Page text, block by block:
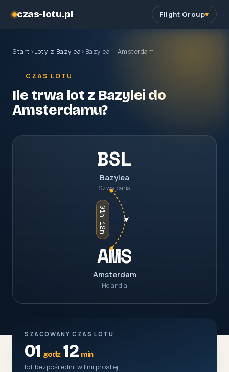
czas-lotu.pl Flight Group
Start ›Loty z Bazylea› Bazylea – Amsterdam
CZAS LOTU
Ile trwa lot z Bazylei do
Amsterdamu?
BSL
Bazylea
Szwajcaria
01h 12m
AMS
Amsterdam
Holandia
SZACOWANY CZAS LOTU
01 godz12 min
lot bezpośredni, w linii prostej